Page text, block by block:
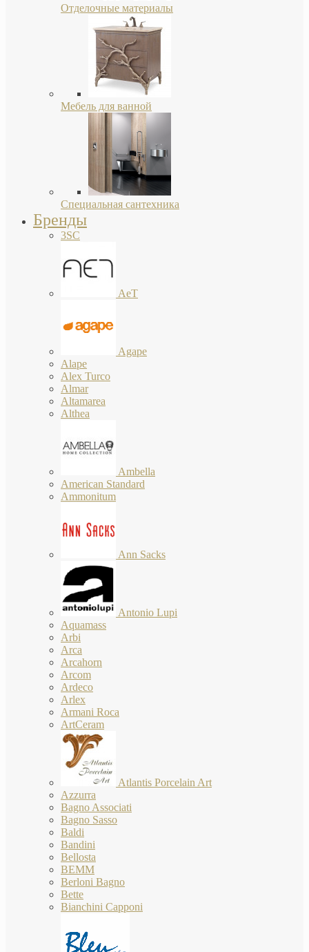
Отделочные материалы
Мебель для ванной
Специальная сантехника
Бренды
3SC
AeT
Agape
Alape
Alex Turco
Almar
Altamarea
Althea
Ambella
American Standard
Ammonitum
Ann Sacks
Antonio Lupi
Aquamass
Arbi
Arca
Arcahorn
Arcom
Ardeco
Arlex
Armani Roca
ArtCeram
Atlantis Porcelain Art
Azzurra
Bagno Associati
Bagno Sasso
Baldi
Bandini
Bellosta
BEMM
Berloni Bagno
Bette
Bianchini Capponi